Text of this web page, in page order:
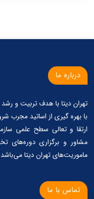
درباره ما
تهران دیتا با هدف تربیت و
با بهره گیری از اساتید مجرب
ارتقا و تعالی سطح علمی
مشاور و برگزاری
ماموریت‌های تهران دیتا
تماس با ما